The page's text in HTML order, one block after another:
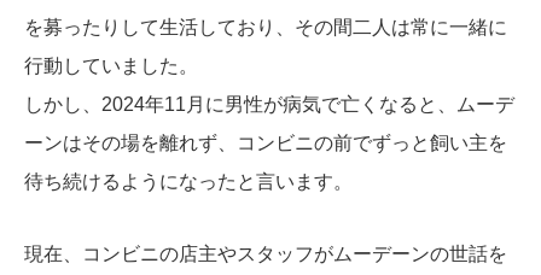
を募ったりして生活しており、その間二人は常に一緒に
行動していました。
しかし、2024年11月に男性が病気で亡くなると、ムーデ
ーンはその場を離れず、コンビニの前でずっと飼い主を
待ち続けるようになったと言います。
現在、コンビニの店主やスタッフがムーデーンの世話を